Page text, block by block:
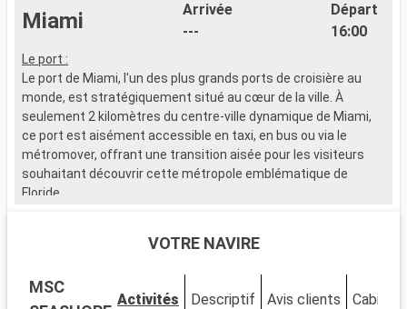
Miami
Arrivée
---
Départ
16:00
Le port :
Le port de Miami, l'un des plus grands ports de croisière au
monde, est stratégiquement situé au cœur de la ville. À
seulement 2 kilomètres du centre-ville dynamique de Miami,
ce port est aisément accessible en taxi, en bus ou via le
métromover, offrant une transition aisée pour les visiteurs
souhaitant découvrir cette métropole emblématique de
Floride.
Miami est un mélange vibrant de cultures, d'art et de plages.
fresques murales et ses galeries avant-gardistes. Le quartier
VOTRE NAVIRE
MSC
Activités Descriptif Avis clients Cabines